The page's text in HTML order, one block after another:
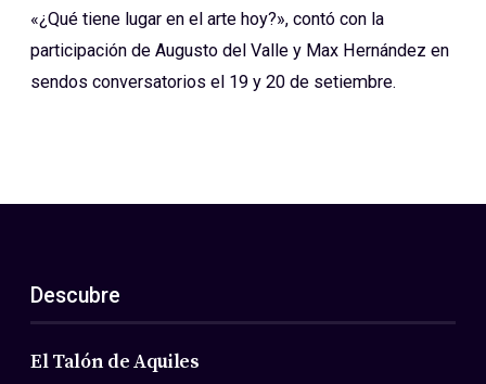
«¿Qué tiene lugar en el arte hoy?», contó con la
participación de Augusto del Valle y Max Hernández en
sendos conversatorios el 19 y 20 de setiembre.
Descubre
El Talón de Aquiles